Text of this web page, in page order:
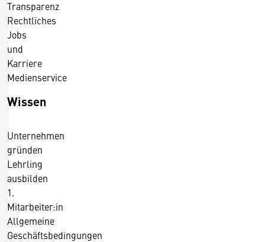
Transparenz
Rechtliches
Jobs
und
Karriere
Medienservice
Wissen
Unternehmen
gründen
Lehrling
ausbilden
1.
Mitarbeiter:in
Allgemeine
Geschäftsbedingungen